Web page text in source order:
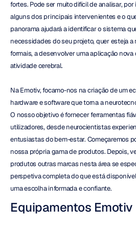
fortes. Pode ser muito difícil de analisar,
alguns dos principais intervenientes e o
panorama ajudará a identificar o sistema
necessidades do seu projeto, quer esteja
formais, a desenvolver uma aplicação nova
atividade cerebral.
Na Emotiv, focamo-nos na criação de um
hardware e software que torna a
O nosso objetivo é fornecer ferramentas
utilizadores, desde neurocientistas
entusiastas do bem-estar. Começaremos
nossa própria gama de produtos. Depois,
produtos outras marcas nesta área se
perspetiva completa do que está
uma escolha informada e confiante.
Equipamentos Emotiv